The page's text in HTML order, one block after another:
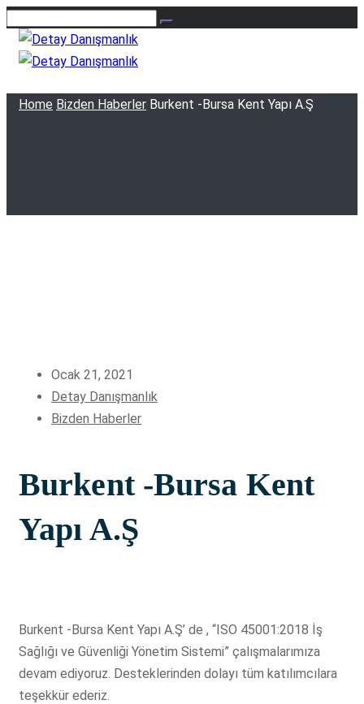
Home Bizden Haberler Burkent -Bursa Kent Yapı A.Ş
Ocak 21, 2021
Detay Danışmanlık
Bizden Haberler
Burkent -Bursa Kent
Yapı A.Ş
Burkent -Bursa Kent Yapı A.Ş’ de , “ISO 45001:2018 İş
Sağlığı ve Güvenliği Yönetim Sistemi” çalışmalarımıza
devam ediyoruz. Desteklerinden dolayı tüm katılımcılara
teşekkür ederiz.